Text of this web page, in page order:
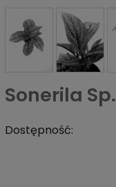
Sonerila Sp.
Dostępność: